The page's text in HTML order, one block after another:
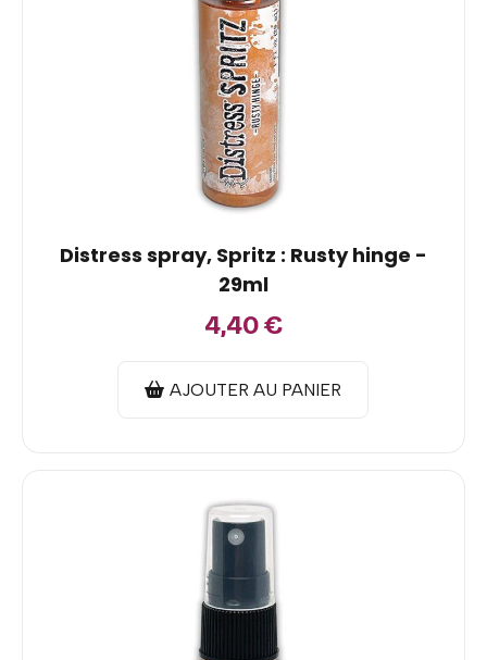
Distress spray, Spritz : Rusty hinge -
29ml
4,40€
AJOUTER AU PANIER